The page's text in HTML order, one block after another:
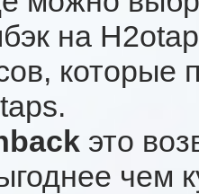
на
которые
это
чем